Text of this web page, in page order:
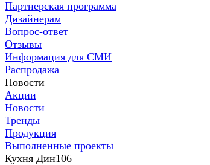
Партнерская программа
Дизайнерам
Вопрос-ответ
Отзывы
Информация для СМИ
Распродажа
Новости
Акции
Новости
Тренды
Продукция
Выполненные проекты
Кухня Дин106